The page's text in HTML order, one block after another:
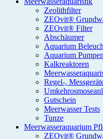
Zeolithfilter
ZEOvit®
ZEOvit® Filter
Abschäumer
Aquarium
Aquarium Pumpen
Kalkreaktoren
Regel-,
Gutschein
Meerwasser Tests
Tunze
Meerwasseraquarium
ZEOvit®